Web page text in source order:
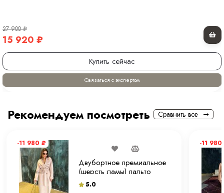
27 900₽
15 920 ₽
Купить сейчас
Связаться с экспертом
Рекомендуем посмотреть Сравнить все
-11 980 ₽
Двубортное премиальное
(шерсть ламы) пальто
"экрю" 120 см.
5.0
-11 980